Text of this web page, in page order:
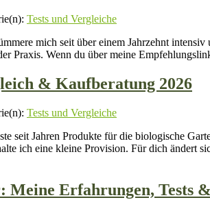
Tests und Vergleiche
mich seit über einem Jahrzehnt
Praxis. Wenn du über meine
& Kaufberatung 2026
Tests und Vergleiche
seit Jahren Produkte für die biologische
ich eine kleine Provision. Für dich ändert
Meine Erfahrungen, Tests